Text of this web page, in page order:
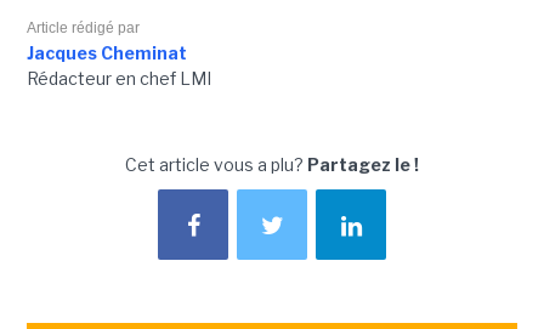
Article rédigé par
Jacques Cheminat
Rédacteur en chef LMI
Cet article vous a plu? Partagez le !